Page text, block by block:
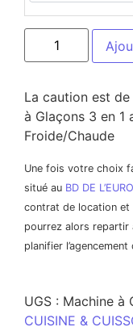
La caution est
à Glaçons 3 en 1
Froide/Chaude
Une fois votre choix
situé au BD DE
contrat de location et
pourrez alors repartir
planifier
UGS : Machine à
CUISINE &